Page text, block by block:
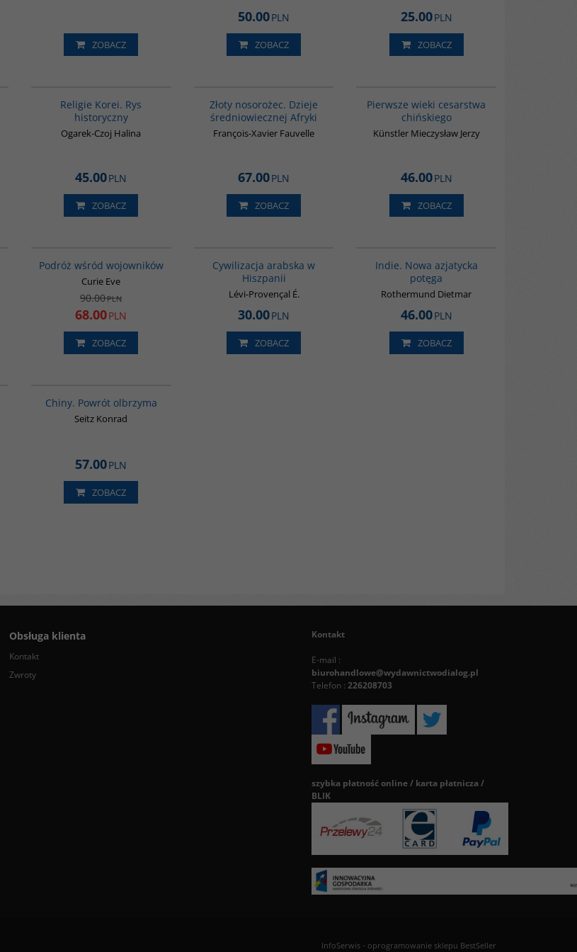
ZOBACZ
50.00PLN
ZOBACZ
25.00PLN
ZOBACZ
Religie Korei. Rys
historyczny
Ogarek-Czoj Halina
45.00PLN
ZOBACZ
Złoty nosorożec. Dzieje
średniowiecznej Afryki
François-Xavier Fauvelle
67.00PLN
ZOBACZ
Pierwsze wieki cesarstwa
chińskiego
Künstler Mieczysław Jerzy
46.00PLN
ZOBACZ
Podróż wśród wojowników
Curie Eve
90.00PLN
68.00PLN
ZOBACZ
Cywilizacja arabska w
Hiszpanii
Lévi-Provençal É.
30.00PLN
ZOBACZ
Indie. Nowa azjatycka
potęga
Rothermund Dietmar
46.00PLN
ZOBACZ
Chiny. Powrót olbrzyma
Seitz Konrad
57.00PLN
ZOBACZ
Obsługa klienta
Kontakt
Zwroty
Kontakt
E-mail :
biurohandlowe@wydawnictwodialog.pl
Telefon : 226208703
szybka płatność online / karta płatnicza /
BLIK
InfoSerwis - oprogramowanie sklepu BestSeller